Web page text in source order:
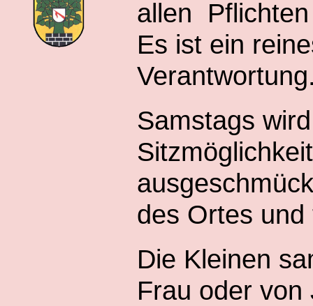
allen
Es ist ein
Samstags
des Ortes
Die Kleinen
Frau oder